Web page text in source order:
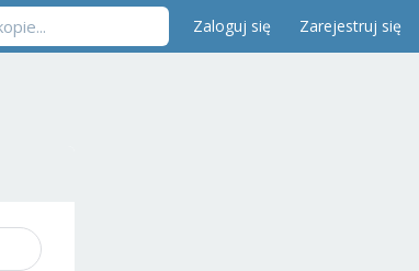
Zaloguj się Zarejestruj się